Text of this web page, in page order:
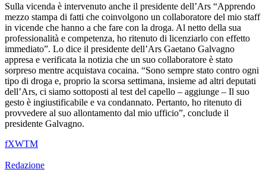
Sulla vicenda è intervenuto anche il presidente dell’Ars “Apprendo
mezzo stampa di fatti che coinvolgono un collaboratore del mio staff
in vicende che hanno a che fare con la droga. Al netto della sua
professionalità e competenza, ho ritenuto di licenziarlo con effetto
immediato”. Lo dice il presidente dell’Ars Gaetano Galvagno
appresa e verificata la notizia che un suo collaboratore è stato
sorpreso mentre acquistava cocaina. “Sono sempre stato contro ogni
tipo di droga e, proprio la scorsa settimana, insieme ad altri deputati
dell’Ars, ci siamo sottoposti al test del capello – aggiunge – Il suo
gesto è ingiustificabile e va condannato. Pertanto, ho ritenuto di
provvedere al suo allontamento dal mio ufficio”, conclude il
presidente Galvagno.
fXWTM
Redazione